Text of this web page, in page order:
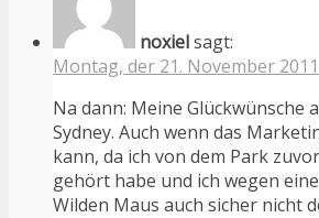
noxielsagt:
Montag, der 21. November
Na dann: Meine Glückwünsche
Sydney. Auch wenn das
kann, da ich von dem Park
gehört habe und ich wegen
Wilden Maus auch sicher nicht